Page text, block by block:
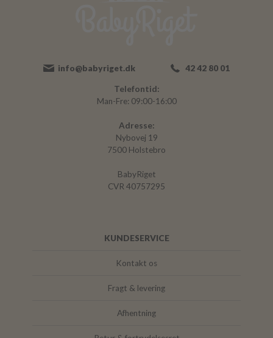
info@babyriget.dk 42 42 80 01
Telefontid:
Man-Fre: 09:00-16:00
Adresse:
Nybovej 19
7500 Holstebro
BabyRiget
CVR 40757295
KUNDESERVICE
Kontakt os
Fragt & levering
Afhentning